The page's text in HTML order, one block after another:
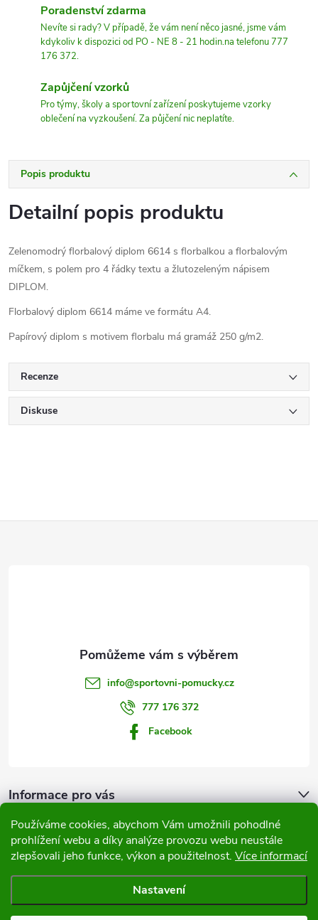
Používáme cookies, abychom Vám umožnili pohodlné
prohlížení webu a díky analýze provozu webu neustále
zlepšovali jeho funkce, výkon a použitelnost. Více informací
Nastavení
Poradenství zdarma
Nevíte si rady? V případě, že vám není něco jasné, jsme vám
kdykoliv k dispozici od PO - NE 8 - 21 hodin.na telefonu 777
176 372.
Zapůjčení vzorků
Pro týmy, školy a sportovní zařízení poskytujeme vzorky
oblečení na vyzkoušení. Za půjčení nic neplatíte.
Popis produktu
Detailní popis produktu
Zelenomodrý florbalový diplom 6614 s florbalkou a florbalovým
míčkem, s polem pro 4 řádky textu a žlutozeleným nápisem
DIPLOM.
Florbalový diplom 6614 máme ve formátu A4.
Papírový diplom s motivem florbalu má gramáž 250 g/m2.
Recenze
Diskuse
info@sportovni-pomucky.cz
777 176 372
Facebook
Informace pro vás
Přijímáme online platby
Copyright 2026Sportovní pomůcky. Všechna práva vyhrazena.